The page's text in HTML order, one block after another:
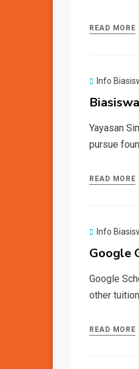
READ MORE
Info
Yayasan
pursue
READ MORE
Info
Google
Google
other
READ MORE